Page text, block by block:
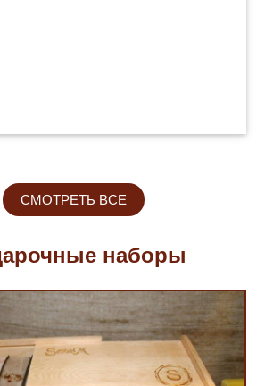
СМОТРЕТЬ ВСЕ
наборы